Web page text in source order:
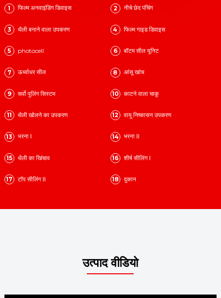
1 फिल्म अनवाइंडिंग डिवाइस 2 नीचे छेद पंचिंग
3 थैली बनाने वाला उपकरण 4 फिल्म गाइड डिवाइस
5 photocell 6 बॉटम सील यूनिट
7 ऊर्ध्वाधर सील 8 आंसू खांच
9 सर्वो पुलिंग सिस्टम 10 काटने वाला चाकू
11 थैली खोलने का उपकरण 12 वायु निष्कासन उपकरण
13 भरना Ⅰ 14 भरना Ⅱ
15 थैली का खिंचाव 16 शीर्ष सीलिंग Ⅰ
17 टॉप सीलिंग Ⅱ 18 दुकान
उत्पाद वीडियो